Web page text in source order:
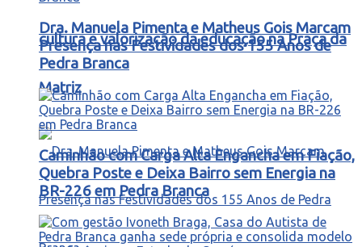
cultura e valorização da educação na Praça da
Matriz
Dra. Manuela Pimenta e Matheus Gois Marcam
Presença nas Festividades dos 155 Anos de
Pedra Branca
Caminhão com Carga Alta Engancha em Fiação,
Quebra Poste e Deixa Bairro sem Energia na
BR-226 em Pedra Branca